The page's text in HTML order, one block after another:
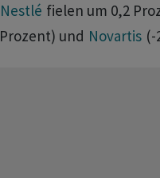
Nestlé fielen um 0,2
Prozent) und Novartis